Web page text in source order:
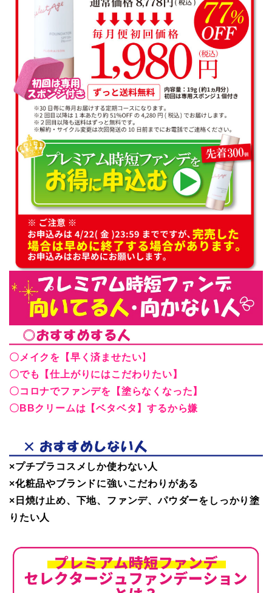
〇メイクを【早く済ませたい】
〇でも【仕上がりにはこだわりたい】
〇コロナでファンデを【塗らなくなった】
〇BBクリームは【ベタベタ】するから嫌
×プチプラコスメしか使わない人
×化粧品やブランドに強いこだわりがある
×日焼け止め、下地、ファンデ、パウダーをしっかり塗
りたい人